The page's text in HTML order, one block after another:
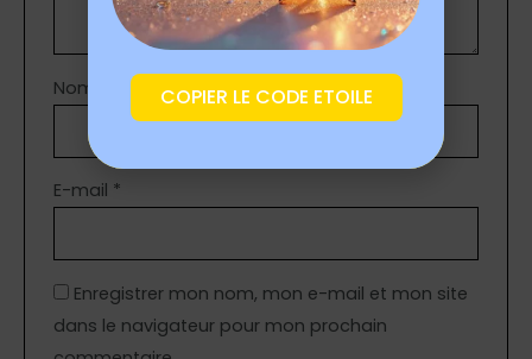
Nom
E-mail *
Enregistrer mon nom, mon e-mail et mon site
dans le navigateur pour mon prochain
COPIER LE CODE ETOILE